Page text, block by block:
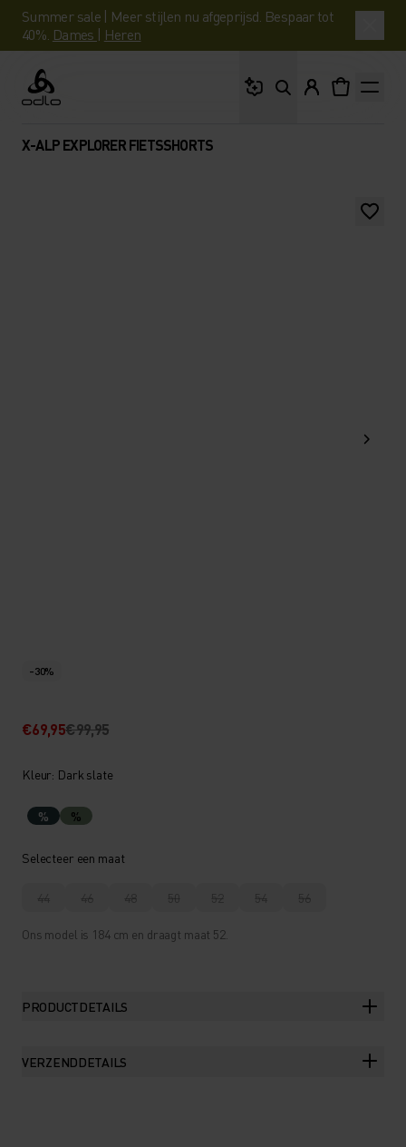
Summer sale | Meer stijlen nu afgeprijsd. Bespaar tot
40%. Dames | Heren
Odlo
X-ALP EXPLORER FIETSSHORTS
-30%
€69,95€99,95
Kleur: Dark slate
% %
Selecteer een maat
44 46 48 50 52 54 56
Ons model is 184 cm en draagt maat 52.
PRODUCTDETAILS
VERZENDDETAILS